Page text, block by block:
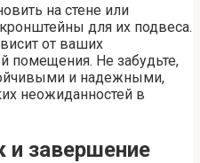
на стене или
для их подвеса.
от ваших
помещения. Не забудьте,
и надежными,
неожиданностей в
и завершение